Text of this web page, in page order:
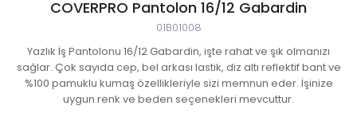
COVERPRO Pantolon 16/12 Gabardin
01B01008
Yazlık İş Pantolonu 16/12 Gabardin, işte rahat ve şık olmanızı
sağlar. Çok sayıda cep, bel arkası lastik, diz altı reflektif bant ve
%100 pamuklu kumaş özellikleriyle sizi memnun eder. İşinize
uygun renk ve beden seçenekleri mevcuttur.